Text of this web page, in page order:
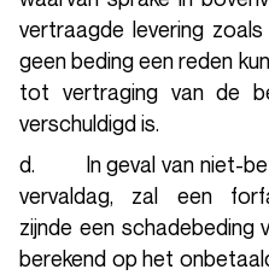
vertraagde levering
geen beding een reden
tot vertraging van de
verschuldigd is.
d. In geval van niet-
vervaldag, zal een
zijnde een schadebeding
berekend op het